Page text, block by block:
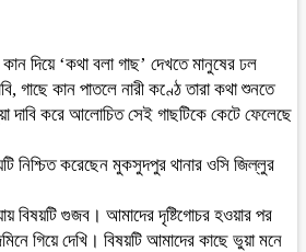
দিয়ে ‘কথা বলা গাছ’ দেখতে মানুষের ঢল
গাছে কান পাতলে নারী কণ্ঠে তারা কথা শুনতে
দাবি করে আলোচিত সেই গাছটিকে কেটে ফেলেছে
নিশ্চিত করেছেন মুকসুদপুর থানার ওসি জিল্লুর
বিষয়টি গুজব। আমাদের দৃষ্টিগোচর হওয়ার পর
গিয়ে দেখি। বিষয়টি আমাদের কাছে ভুয়া মনে